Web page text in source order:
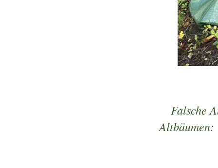
Falsche
Altbäumen: